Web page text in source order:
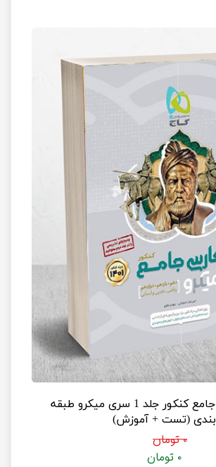
کتاب فارسی جامع کنکور جلد 1 سری میکرو طبقه
بندی (تست + آموزش)
۰ تومان
۰ تومان